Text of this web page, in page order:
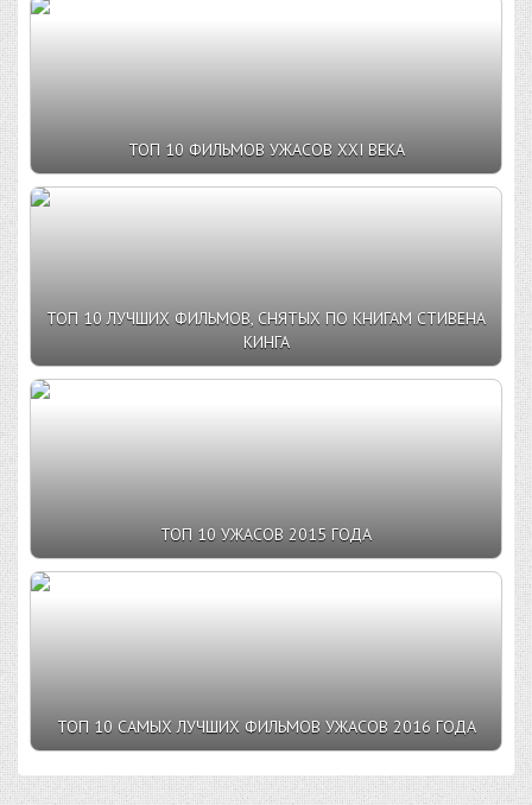
ТОП 10 ФИЛЬМОВ УЖАСОВ XXI ВЕКА
ТОП 10 ЛУЧШИХ ФИЛЬМОВ, СНЯТЫХ ПО КНИГАМ СТИВЕНА
КИНГА
ТОП 10 УЖАСОВ 2015 ГОДА
ТОП 10 САМЫХ ЛУЧШИХ ФИЛЬМОВ УЖАСОВ 2016 ГОДА